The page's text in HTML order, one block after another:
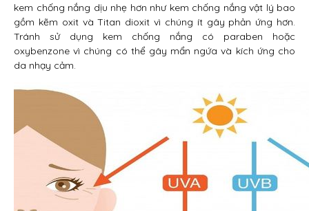
kem chống nắng dịu nhẹ hơn như kem chống nắng vật lý bao
gồm kẽm oxit và Titan dioxit vì chúng ít gây phản ứng hơn.
Tránh sử dụng kem chống nắng có paraben hoặc
oxybenzone vì chúng có thể gây mẩn ngứa và kích ứng cho
da nhạy cảm.